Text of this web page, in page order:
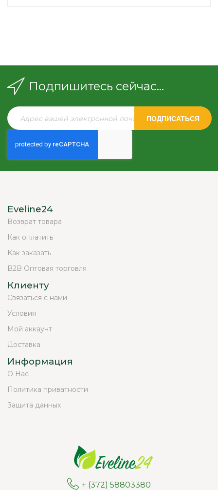
Подпишитесь сейчас...
ПОДПИСАТЬСЯ
Eveline24
Возврат товара
Как оплатить
Как заказать
B2B Оптовая торговля
Клиенту
Связаться с нами
Условия
Мой аккаунт
Доставка
Информация
О Нас
Политика приватности
Защита данных
+ (372) 58803380